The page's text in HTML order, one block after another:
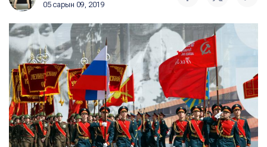
05 сарын 09, 2019